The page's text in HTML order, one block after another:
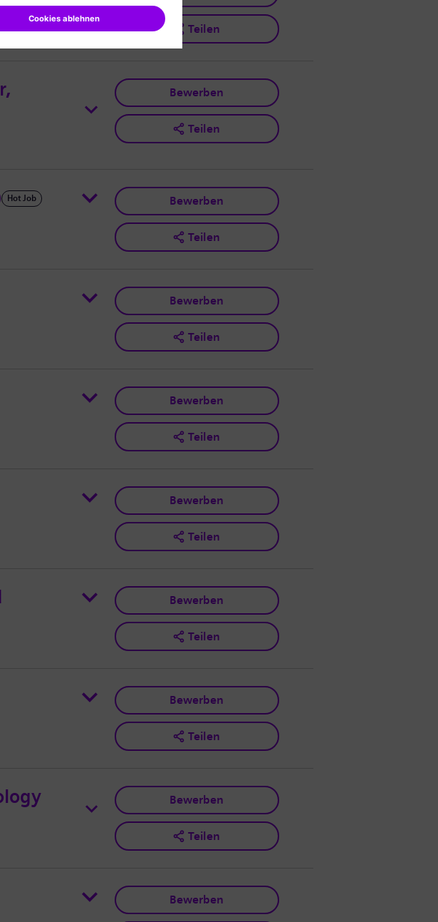
Teilen
Bewerben
Teilen
Hot Job Bewerben
Teilen
Bewerben
Teilen
Bewerben
Teilen
Bewerben
Teilen
Bewerben
Teilen
Bewerben
Teilen
Bewerben
Teilen
Bewerben